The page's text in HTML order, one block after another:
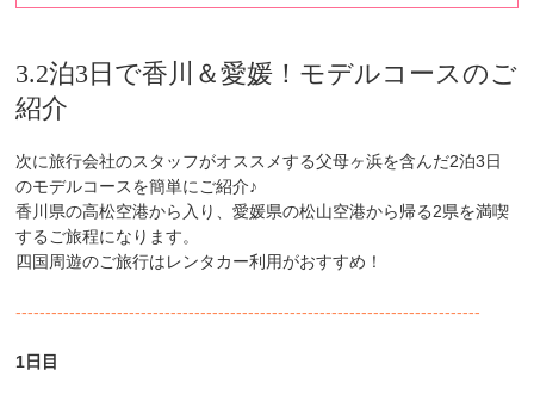
3.2泊3日で香川＆愛媛！モデルコースのご
紹介
次に旅行会社のスタッフがオススメする父母ヶ浜を含んだ2泊3日
のモデルコースを簡単にご紹介♪
香川県の高松空港から入り、愛媛県の松山空港から帰る2県を満喫
するご旅程になります。
四国周遊のご旅行はレンタカー利用がおすすめ！
------------------------------------------------------------------------------
1日目